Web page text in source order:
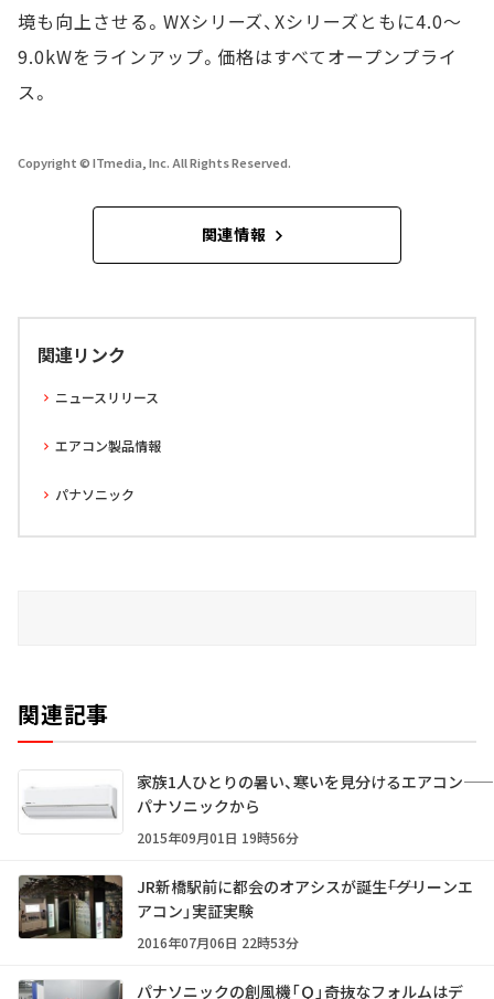
境も向上させる。WXシリーズ、Xシリーズともに4.0～
9.0kWをラインアップ。価格はすべてオープンプライ
ス。
Copyright © ITmedia, Inc. All Rights Reserved.
関連情報
関連リンク
ニュースリリース
エアコン製品情報
パナソニック
関連記事
家族1人ひとりの暑い、寒いを見分けるエアコン――
パナソニックから
2015年09月01日 19時56分
JR新橋駅前に都会のオアシスが誕生――「グリーンエ
アコン」実証実験
2016年07月06日 22時53分
パナソニックの創風機「Ｑ」――奇抜なフォルムはデ